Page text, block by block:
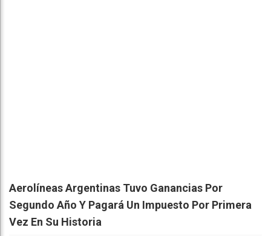
Aerolíneas Argentinas Tuvo Ganancias Por
Segundo Año Y Pagará Un Impuesto Por Primera
Vez En Su Historia